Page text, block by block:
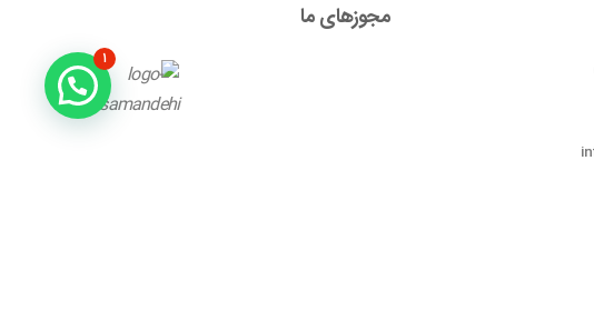
مجوز‌های ما
۱